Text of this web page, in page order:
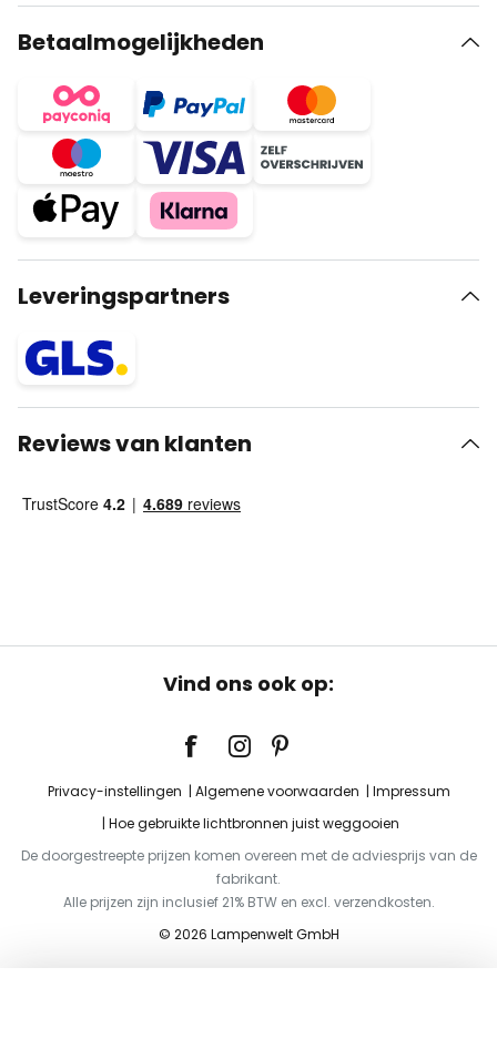
Betaalmogelijkheden
Leveringspartners
Reviews van klanten
Vind ons ook op:
Privacy-instellingen Algemene voorwaarden
Impressum
Hoe gebruikte lichtbronnen juist weggooien
De doorgestreepte prijzen komen overeen met de adviesprijs van de
fabrikant.
Alle prijzen zijn inclusief 21% BTW en excl. verzendkosten.
© 2026 Lampenwelt GmbH